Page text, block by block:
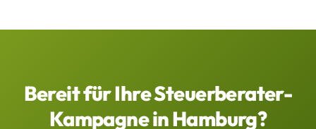
Bereit für Ihre Steuerberater-
Kampagne in Hamburg?